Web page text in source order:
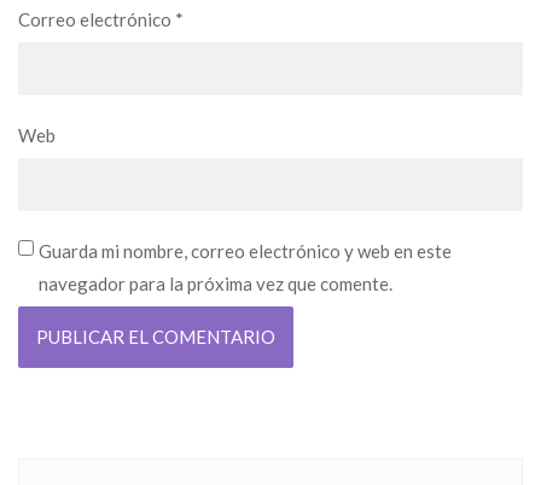
Correo electrónico *
Web
Guarda mi nombre, correo electrónico y web en este
navegador para la próxima vez que comente.